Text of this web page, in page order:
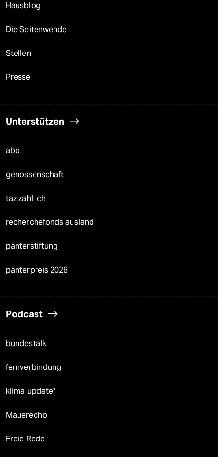
Hausblog
Die Seitenwende
Stellen
Presse
Unterstützen
abo
genossenschaft
taz zahl ich
recherchefonds ausland
panterstiftung
panterpreis 2026
Podcast
bundestalk
fernverbindung
klima update°
Mauerecho
Freie Rede